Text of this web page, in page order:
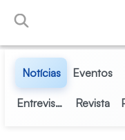
Pular para o Conteúdo
Notícias Eventos
Entrevistas Revista